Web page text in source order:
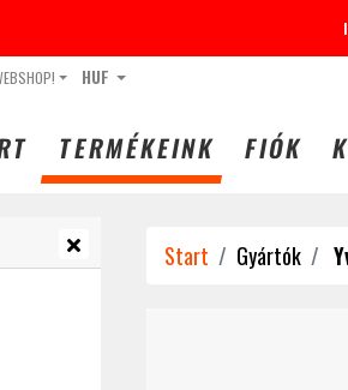
DECEMBER 31-IG
HUF
TERMÉKEINK FIÓK
Start Gyártók